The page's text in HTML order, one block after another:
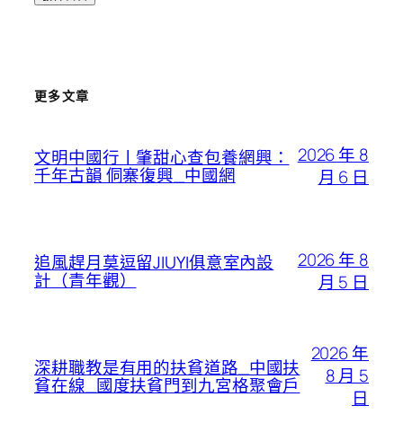
更多文章
文明中國行丨肇甜心查包養網興：
千年古韻 侗寨復興_中國網
2026 年 8
月 6 日
追風趕月莫逗留JIUYI俱意室內設
計（青年觀）
2026 年 8
月 5 日
深耕職教是有用的扶貧道路_中國扶
貧在線_國度扶貧門到九宮格聚會戶
2026 年
8 月 5
日